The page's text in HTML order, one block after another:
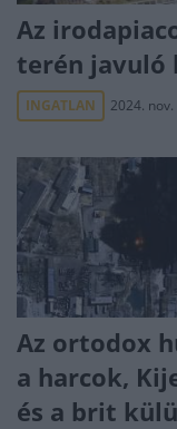
Az
terén javuló
INGATLAN 2024. nov.
Az ortodox
a harcok,
és a brit